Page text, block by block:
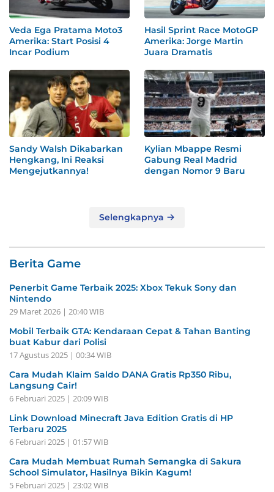
Veda Ega Pratama Moto3
Amerika: Start Posisi 4
Incar Podium
Hasil Sprint Race MotoGP
Amerika: Jorge Martin
Juara Dramatis
Sandy Walsh Dikabarkan
Hengkang, Ini Reaksi
Mengejutkannya!
Kylian Mbappe Resmi
Gabung Real Madrid
dengan Nomor 9 Baru
Selengkapnya
Berita Game
Penerbit Game Terbaik 2025: Xbox Tekuk Sony dan
Nintendo
29 Maret 2026 | 20:40 WIB
Mobil Terbaik GTA: Kendaraan Cepat & Tahan Banting
buat Kabur dari Polisi
17 Agustus 2025 | 00:34 WIB
Cara Mudah Klaim Saldo DANA Gratis Rp350 Ribu,
Langsung Cair!
6 Februari 2025 | 20:09 WIB
Link Download Minecraft Java Edition Gratis di HP
Terbaru 2025
6 Februari 2025 | 01:57 WIB
Cara Mudah Membuat Rumah Semangka di Sakura
School Simulator, Hasilnya Bikin Kagum!
5 Februari 2025 | 23:02 WIB